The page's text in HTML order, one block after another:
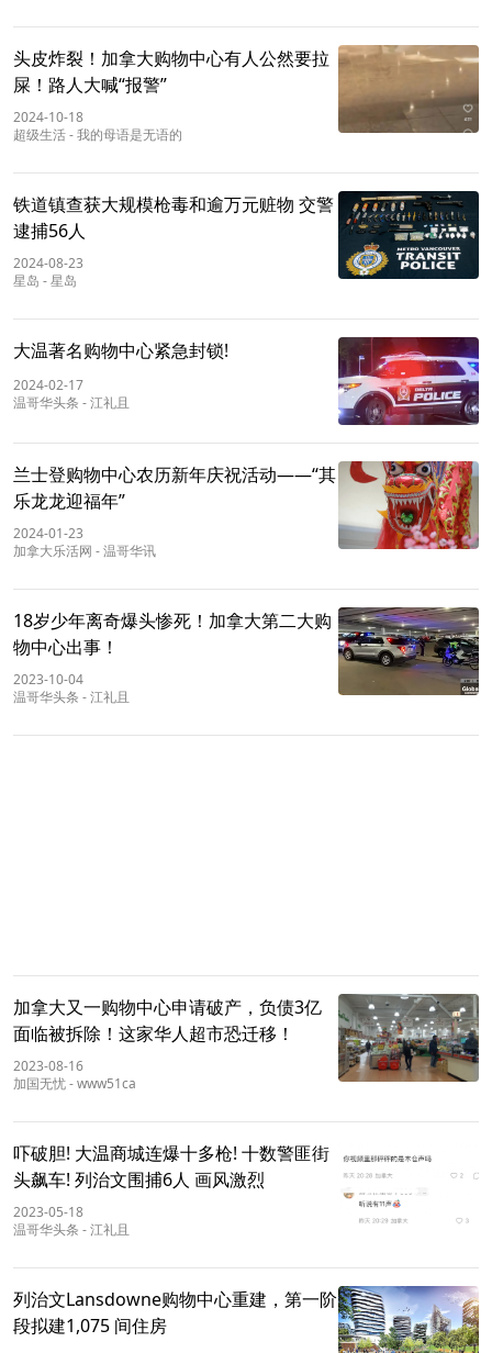
头皮炸裂！加拿大购物中心有人公然要拉
屎！路人大喊“报警”
2024-10-18
超级生活-我的母语是无语的
铁道镇查获大规模枪毒和逾万元赃物 交警
逮捕56人
2024-08-23
星岛 -星岛
大温著名购物中心紧急封锁!
2024-02-17
温哥华头条 -江礼且
兰士登购物中心农历新年庆祝活动——“其
乐龙龙迎福年”
2024-01-23
加拿大乐活网 -温哥华讯
18岁少年离奇爆头惨死！加拿大第二大购
物中心出事！
2023-10-04
温哥华头条 -江礼且
加拿大又一购物中心申请破产，负债3亿
面临被拆除！这家华人超市恐迁移！
2023-08-16
加国无忧-www51ca
吓破胆! 大温商城连爆十多枪! 十数警匪街
头飙车! 列治文围捕6人 画风激烈
2023-05-18
温哥华头条 -江礼且
列治文Lansdowne购物中心重建，第一阶
段拟建1,075 间住房